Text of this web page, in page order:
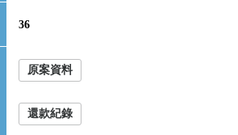
36
原案資料
還款紀錄